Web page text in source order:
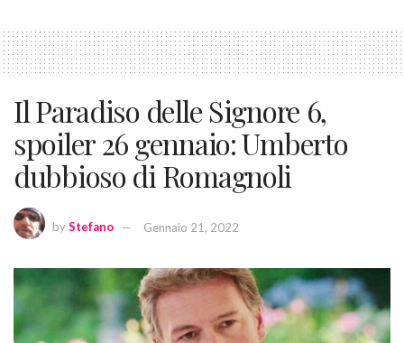
Il Paradiso delle Signore 6,
spoiler 26 gennaio: Umberto
dubbioso di Romagnoli
byStefano Gennaio 21, 2022